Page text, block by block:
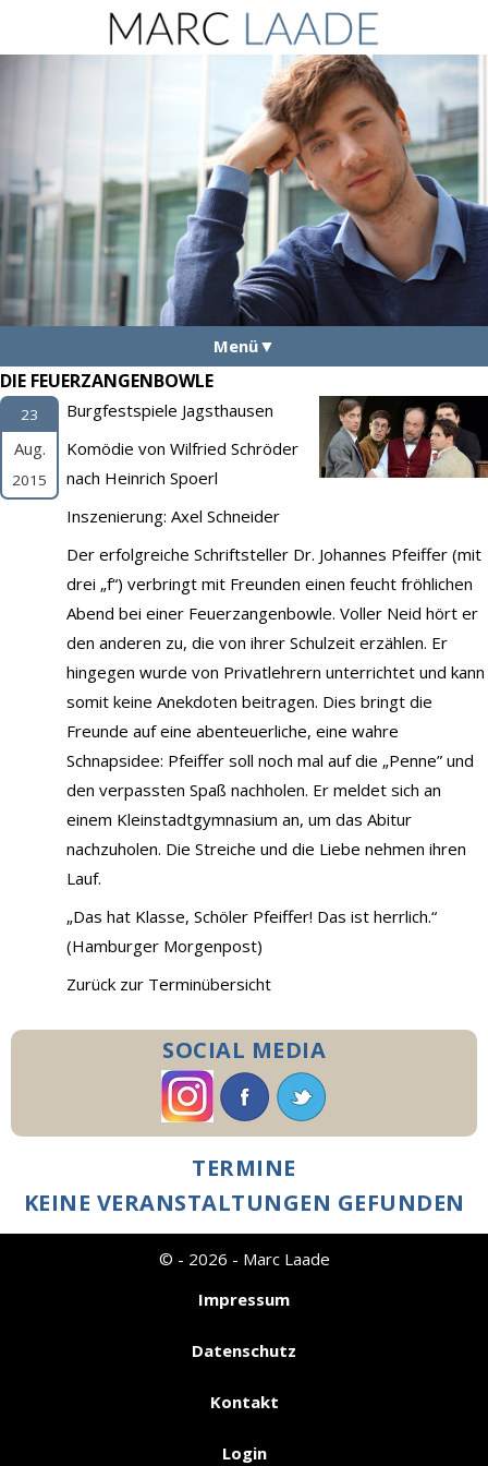
Menü
Aktuelles
Demo
Kontakt
DIE FEUERZANGENBOWLE
23
Aug.
2015
Burgfestspiele Jagsthausen
Komödie von Wilfried Schröder
nach Heinrich Spoerl
Inszenierung: Axel Schneider
Der erfolgreiche Schriftsteller Dr. Johannes Pfeiffer (mit
drei „f“) verbringt mit Freunden einen feucht fröhlichen
Abend bei einer Feuerzangenbowle. Voller Neid hört er
den anderen zu, die von ihrer Schulzeit erzählen. Er
hingegen wurde von Privatlehrern unterrichtet und kann
somit keine Anekdoten beitragen. Dies bringt die
Freunde auf eine abenteuerliche, eine wahre
Schnapsidee: Pfeiffer soll noch mal auf die „Penne” und
den verpassten Spaß nachholen. Er meldet sich an
einem Kleinstadtgymnasium an, um das Abitur
nachzuholen. Die Streiche und die Liebe nehmen ihren
Lauf.
„Das hat Klasse, Schöler Pfeiffer! Das ist herrlich.“
(Hamburger Morgenpost)
Zurück zur Terminübersicht
SOCIAL MEDIA
TERMINE
KEINE VERANSTALTUNGEN GEFUNDEN
© - 2026 - Marc Laade
Impressum
Datenschutz
Kontakt
Login